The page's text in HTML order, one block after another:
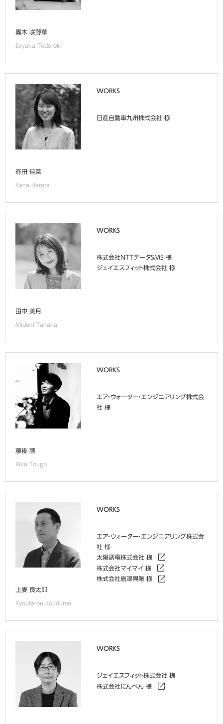
轟木 咲野華
Sayaka Todoroki
春田 佳菜
Kana Haruta
WORKS
日産自動車九州株式会社 様
田中 美月
Miduki Tanaka
WORKS
株式会社NTTデータSMS 様
ジェイエスフィット株式会社 様
藤後 陸
Riku Tougo
WORKS
エア・ウォーター・エンジニアリング株式会
社 様
上妻 良太郎
Ryoutarou Kouduma
WORKS
エア・ウォーター・エンジニアリング株式会
社 様
太陽誘電株式会社 様
株式会社マイマイ 様
株式会社島津興業 様
WORKS
ジェイエスフィット株式会社 様
株式会社にんべん 様